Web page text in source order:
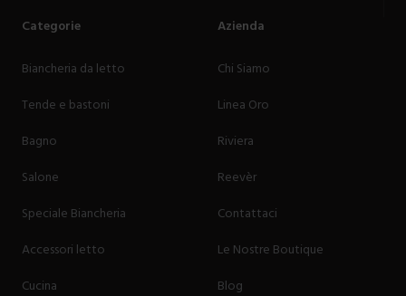
Categorie
Biancheria da letto
Tende e bastoni
Bagno
Salone
Speciale Biancheria
Accessori letto
Cucina
Azienda
Chi Siamo
Linea Oro
Riviera
Reevèr
Contattaci
Le Nostre Boutique
Blog